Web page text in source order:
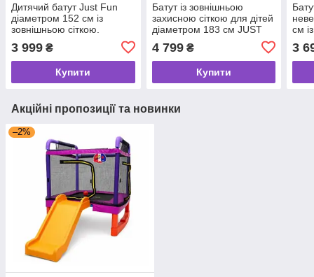
Дитячий батут Just Fun
діаметром 152 см із
зовнішньою сіткою.
мультиколор.
3 999 ₴
Купити
Батут із зовнішньою
захисною сіткою для дітей
діаметром 183 см JUST
4 799₴
Купити
см
3
Акційні пропозиції та новинки
–2%